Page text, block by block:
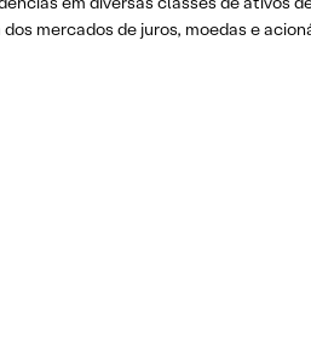
mercados de juros, moedas e